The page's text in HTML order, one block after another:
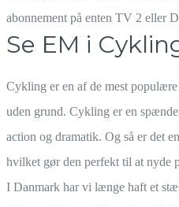
abonnement på enten TV 2 eller
Se EM i
Cykling er en af de mest
uden grund. Cykling er en
action og dramatik. Og så er det
hvilket gør den perfekt til at nyde
I Danmark har vi længe haft et